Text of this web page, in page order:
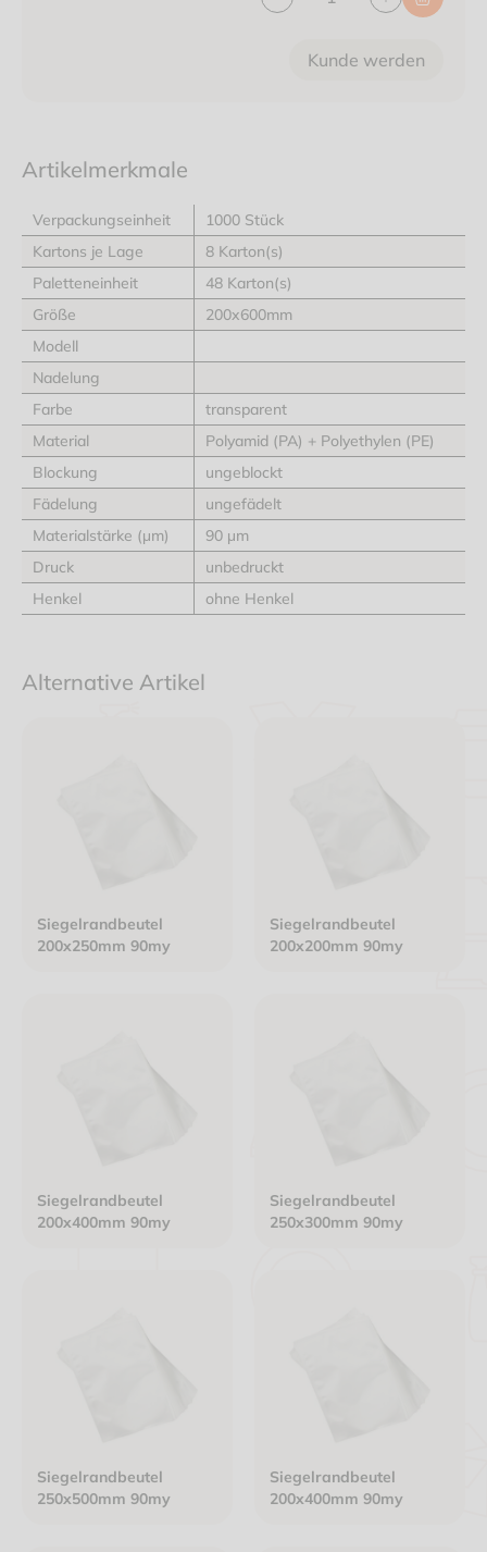
Kunde werden
Artikelmerkmale
Verpackungseinheit
1000 Stück
Kartons je Lage
8 Karton(s)
Paletteneinheit
48 Karton(s)
Größe
200x600mm
Modell
Nadelung
Farbe
transparent
Material
Polyamid (PA) + Polyethylen (PE)
Blockung
ungeblockt
Fädelung
ungefädelt
Materialstärke (μm)
90 μm
Druck
unbedruckt
Henkel
ohne Henkel
Alternative Artikel
Siegelrandbeutel
200x250mm 90my
Siegelrandbeutel
200x200mm 90my
Siegelrandbeutel
200x400mm 90my
Siegelrandbeutel
250x300mm 90my
Siegelrandbeutel
250x500mm 90my
Siegelrandbeutel
200x400mm 90my